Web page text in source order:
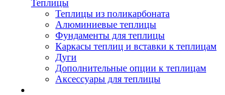
Теплицы
Теплицы из поликарбоната
Алюминиевые теплицы
Фундаменты для теплицы
Каркасы теплиц и вставки к теплицам
Дуги
Дополнительные опции к теплицам
Аксессуары для теплицы